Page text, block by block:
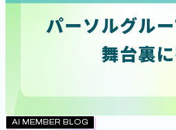
AI MEMBER BLOG